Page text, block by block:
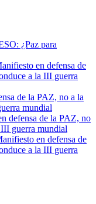
¿Paz para
en defensa de
a la III guerra
de la PAZ, no a la
mundial
defensa de la PAZ, no
guerra mundial
en defensa de
a la III guerra